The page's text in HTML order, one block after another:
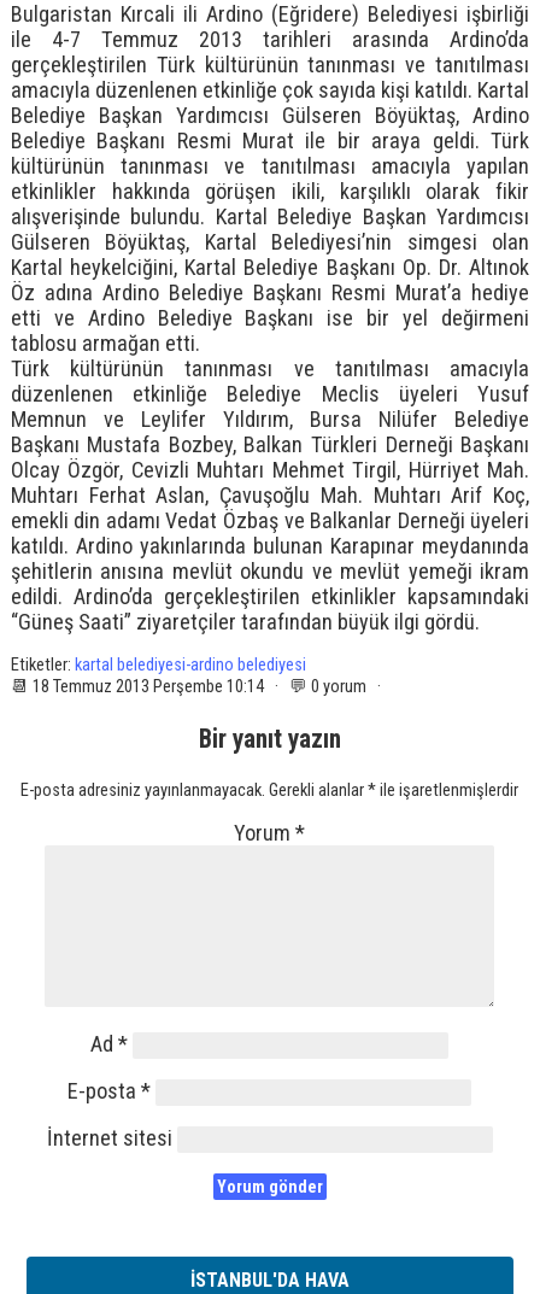
Bulgaristan Kırcali ili Ardino (Eğridere) Belediyesi işbirliği
ile 4-7 Temmuz 2013 tarihleri arasında Ardino’da
gerçekleştirilen Türk kültürünün tanınması ve tanıtılması
amacıyla düzenlenen etkinliğe çok sayıda kişi katıldı. Kartal
Belediye Başkan Yardımcısı Gülseren Böyüktaş, Ardino
Belediye Başkanı Resmi Murat ile bir araya geldi. Türk
kültürünün tanınması ve tanıtılması amacıyla yapılan
etkinlikler hakkında görüşen ikili, karşılıklı olarak fikir
alışverişinde bulundu. Kartal Belediye Başkan Yardımcısı
Gülseren Böyüktaş, Kartal Belediyesi’nin simgesi olan
Kartal heykelciğini, Kartal Belediye Başkanı Op. Dr. Altınok
Öz adına Ardino Belediye Başkanı Resmi Murat’a hediye
etti ve Ardino Belediye Başkanı ise bir yel değirmeni
tablosu armağan etti.
Türk kültürünün tanınması ve tanıtılması amacıyla
düzenlenen etkinliğe Belediye Meclis üyeleri Yusuf
Memnun ve Leylifer Yıldırım, Bursa Nilüfer Belediye
Başkanı Mustafa Bozbey, Balkan Türkleri Derneği Başkanı
Olcay Özgör, Cevizli Muhtarı Mehmet Tirgil, Hürriyet Mah.
Muhtarı Ferhat Aslan, Çavuşoğlu Mah. Muhtarı Arif Koç,
emekli din adamı Vedat Özbaş ve Balkanlar Derneği üyeleri
katıldı. Ardino yakınlarında bulunan Karapınar meydanında
şehitlerin anısına mevlüt okundu ve mevlüt yemeği ikram
edildi. Ardino’da gerçekleştirilen etkinlikler kapsamındaki
“Güneş Saati” ziyaretçiler tarafından büyük ilgi gördü.
Etiketler: kartal belediyesi-ardino belediyesi
📆 18 Temmuz 2013 Perşembe 10:14 · 💬 0 yorum ·
Bir yanıt yazın
E-posta adresiniz yayınlanmayacak. Gerekli alanlar*ile işaretlenmişlerdir
Yorum*
Ad*
E-posta*
İnternet sitesi
İSTANBUL'DA HAVA